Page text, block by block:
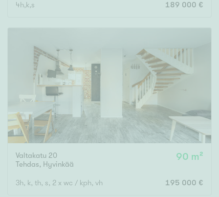
Vain uudiskohteet Ei uudiskohteita
Arvokohteet
Vain arvokohteet Ei arvokohteita
Kunto
4h,k,s 189 000 €
Valtakatu 20
Tehdas, Hyvinkää
90 m²
3h, k, th, s, 2 x wc / kph, vh 195 000 €